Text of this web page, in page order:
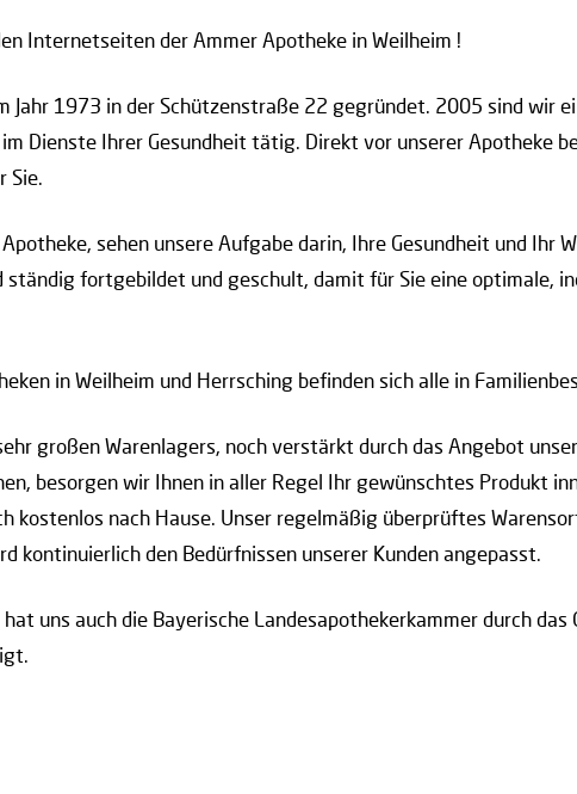
Internetseiten der Ammer Apotheke in Weilheim !
Jahr 1973 in der Schützenstraße 22 gegründet. 2005 sind wir
Dienste Ihrer Gesundheit tätig. Direkt vor unserer Apotheke
Sie.
sehen unsere Aufgabe darin, Ihre Gesundheit und Ihr
ständig fortgebildet und geschult, damit für Sie eine optimale,
in Weilheim und Herrsching befinden sich alle in
großen Warenlagers, noch verstärkt durch das Angebot
besorgen wir Ihnen in aller Regel Ihr gewünschtes Produkt
kostenlos nach Hause. Unser regelmäßig überprüftes
kontinuierlich den Bedürfnissen unserer Kunden angepasst.
uns auch die Bayerische Landesapothekerkammer durch